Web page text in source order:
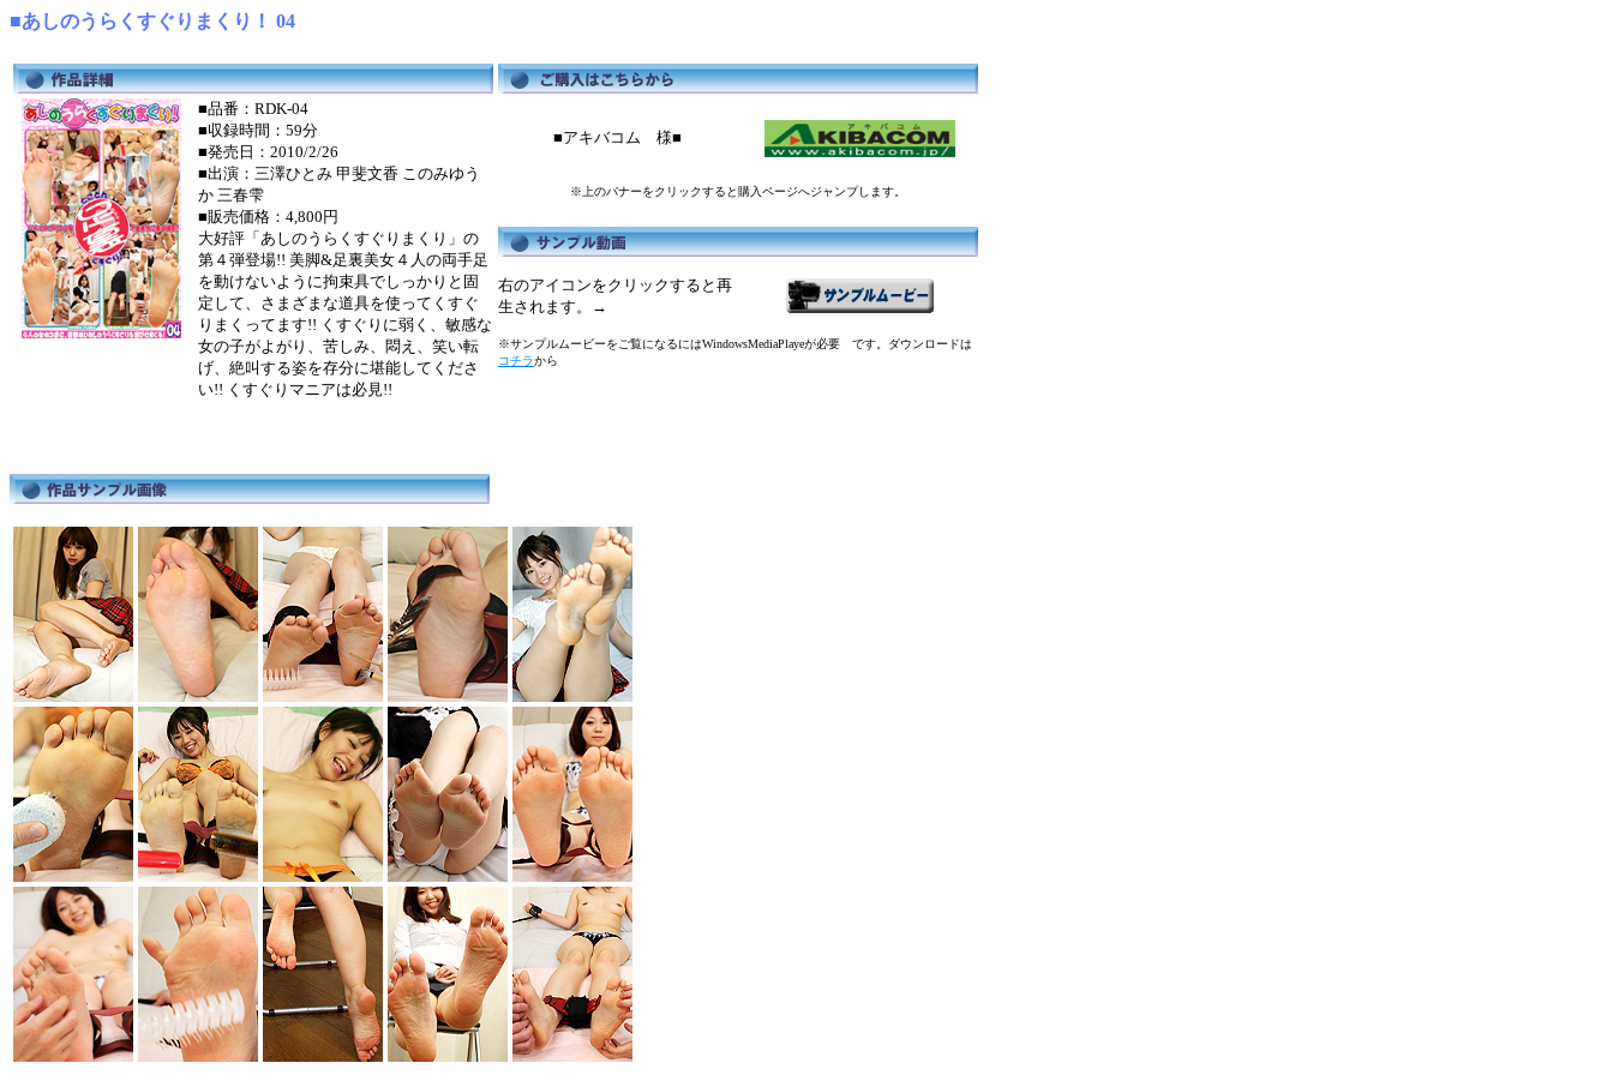
■あしのうらくすぐりまくり！ 04
■品番：RDK-04
■収録時間：59分
■発売日：2010/2/26
■出演：三澤ひとみ 甲斐文香 このみゆう
か 三春雫
■販売価格：4,800円
大好評「あしのうらくすぐりまくり」の
第４弾登場!! 美脚&足裏美女４人の両手足
を動けないように拘束具でしっかりと固
定して、さまざまな道具を使ってくすぐ
りまくってます!! くすぐりに弱く、敏感な
女の子がよがり、苦しみ、悶え、笑い転
げ、絶叫する姿を存分に堪能してくださ
い!! くすぐりマニアは必見!!
■アキバコム 様■
※上のバナーをクリックすると購入ページへジャンプします。
右のアイコンをクリックすると再
生されます。→
※サンプルムービーをご覧になるにはWindowsMediaPlayeが必要 です。ダウンロードは
コチラから